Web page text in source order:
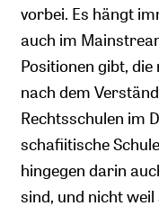
vorbei. Es hängt
auch im
Positionen gibt,
nach dem
Rechtsschulen im
schafiitische
hingegen darin
sind, und nicht